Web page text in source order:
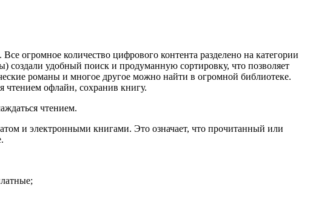
огромное количество цифрового контента разделено на категории
создали удобный поиск и продуманную сортировку, что позволяет
романы и многое другое можно найти в огромной библиотеке.
офлайн, сохранив книгу.
чтением.
и электронными книгами. Это означает, что прочитанный или